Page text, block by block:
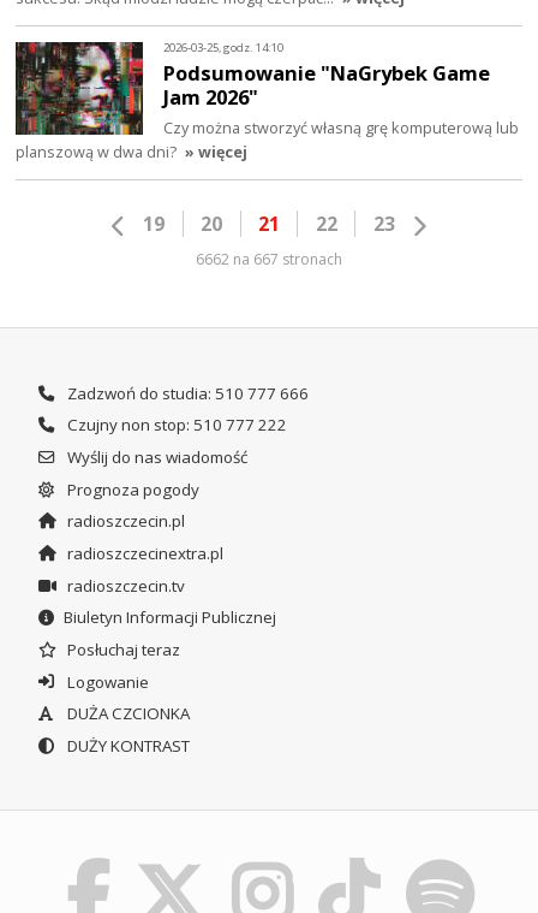
2026-03-25, godz. 14:10
Podsumowanie "NaGrybek Game
Jam 2026"
Czy można stworzyć własną grę komputerową lub
planszową w dwa dni? » więcej
19 20 21 22 23
6662 na 667 stronach
Zadzwoń do studia: 510 777 666
Czujny non stop: 510 777 222
Wyślij do nas wiadomość
Prognoza pogody
radioszczecin.pl
radioszczecinextra.pl
radioszczecin.tv
Biuletyn Informacji Publicznej
Posłuchaj teraz
Logowanie
DUŻA CZCIONKA
DUŻY KONTRAST